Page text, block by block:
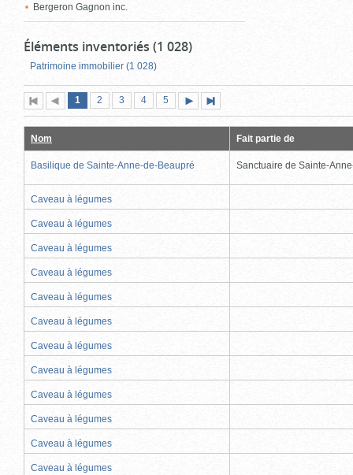
Bergeron Gagnon inc.
Éléments inventoriés (1 028)
Patrimoine immobilier (1 028)
Première
page
Page
précédente
Page
1 (page
actuelle)
Page
2 Page
3 Page
4 Page
5
suivante
page
Nom Fait partie de
Basilique de Sainte-Anne-de-Beaupré Sanctuaire de Sainte-
Caveau à légumes
Caveau à légumes
Caveau à légumes
Caveau à légumes
Caveau à légumes
Caveau à légumes
Caveau à légumes
Caveau à légumes
Caveau à légumes
Caveau à légumes
Caveau à légumes
Caveau à légumes